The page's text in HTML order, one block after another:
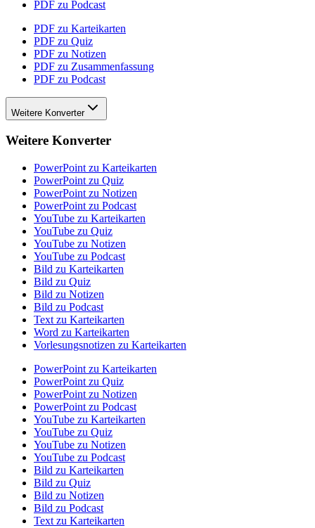
PDF zu Podcast
PDF zu Karteikarten
PDF zu Quiz
PDF zu Notizen
PDF zu Zusammenfassung
PDF zu Podcast
Weitere Konverter
Weitere Konverter
PowerPoint zu Karteikarten
PowerPoint zu Quiz
PowerPoint zu Notizen
PowerPoint zu Podcast
YouTube zu Karteikarten
YouTube zu Quiz
YouTube zu Notizen
YouTube zu Podcast
Bild zu Karteikarten
Bild zu Quiz
Bild zu Notizen
Bild zu Podcast
Text zu Karteikarten
Word zu Karteikarten
Vorlesungsnotizen zu Karteikarten
PowerPoint zu Karteikarten
PowerPoint zu Quiz
PowerPoint zu Notizen
PowerPoint zu Podcast
YouTube zu Karteikarten
YouTube zu Quiz
YouTube zu Notizen
YouTube zu Podcast
Bild zu Karteikarten
Bild zu Quiz
Bild zu Notizen
Bild zu Podcast
Text zu Karteikarten